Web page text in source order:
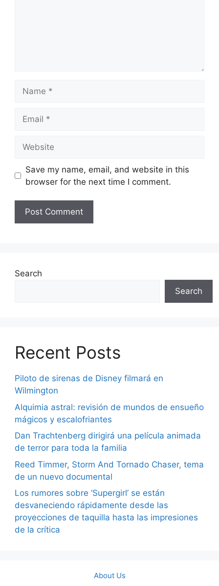
Save my name, email, and website in this
browser for the next time I comment.
Search
Search
Recent Posts
Piloto de sirenas de Disney filmará en
Wilmington
Alquimia astral: revisión de mundos de ensueño
mágicos y escalofriantes
Dan Trachtenberg dirigirá una película animada
de terror para toda la familia
Reed Timmer, Storm And Tornado Chaser, tema
de un nuevo documental
Los rumores sobre ‘Supergirl’ se están
desvaneciendo rápidamente desde las
proyecciones de taquilla hasta las impresiones
de la crítica
About Us